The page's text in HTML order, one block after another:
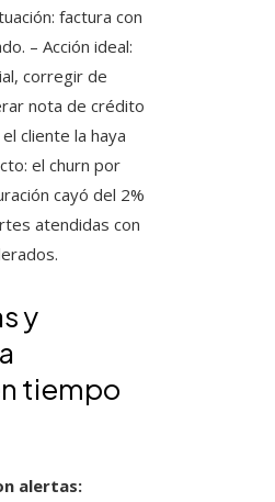
factura con
– Acción ideal:
corregir de
nota de crédito
cliente la haya
el churn por
cayó del 2%
atendidas con
y
tiempo
alertas: